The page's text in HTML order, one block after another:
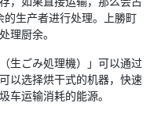
生产者进行处理。上勝町
理厨余。
生ごみ処理機）」可以通过
以选择烘干式的机器，快速
车运输消耗的能源。